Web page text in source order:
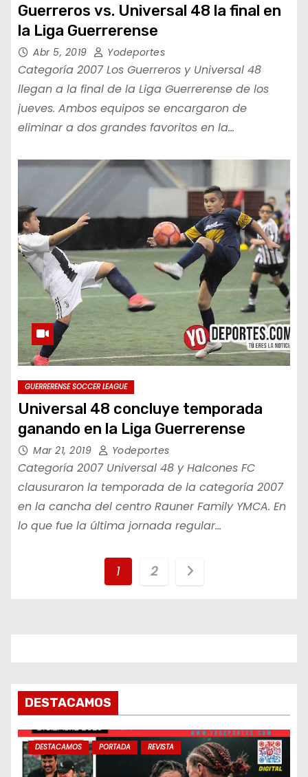
Guerreros vs. Universal 48 la final en
la Liga Guerrerense
Abr 5, 2019 Yodeportes
Categoría 2007 Los Guerreros y Universal 48
llegan a la final de la Liga Guerrerense de los
jueves. Ambos equipos se encargaron de
eliminar a dos grandes favoritos en la…
GUERRERENSE SOCCER LEAGUE
Universal 48 concluye temporada
ganando en la Liga Guerrerense
Mar 21, 2019 Yodeportes
Categoría 2007 Universal 48 y Halcones FC
clausuraron la temporada de la categoría 2007
en la cancha del centro Rauner Family YMCA. En
lo que fue la última jornada regular…
n
a
c
1 2
DESTACAMOS
DESTACAMOS PORTADA REVISTA